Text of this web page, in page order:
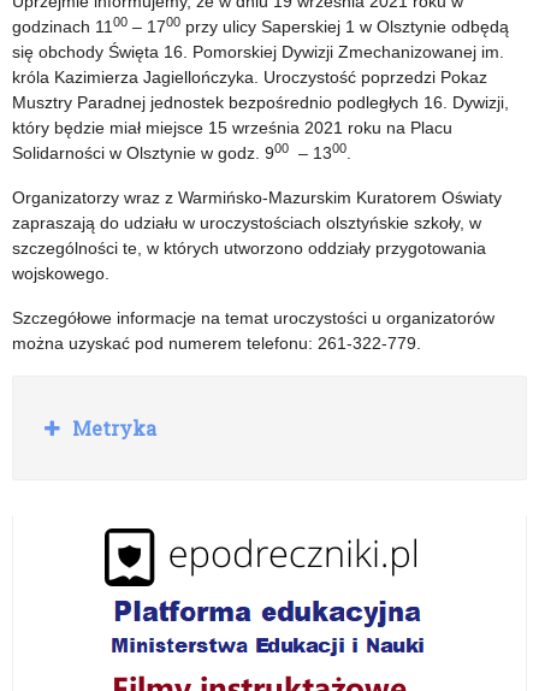
godzinach 1100 – 1700 przy ulicy Saperskiej 1 w Olsztynie odbędą
się obchody Święta 16. Pomorskiej Dywizji Zmechanizowanej im.
króla Kazimierza Jagiellończyka. Uroczystość poprzedzi Pokaz
Musztry Paradnej jednostek bezpośrednio podległych 16. Dywizji,
który będzie miał miejsce 15 września 2021 roku na Placu
Solidarności w Olsztynie w godz. 900 – 1300.
Organizatorzy wraz z Warmińsko-Mazurskim Kuratorem Oświaty
zapraszają do udziału w uroczystościach olsztyńskie szkoły, w
szczególności te, w których utworzono oddziały przygotowania
wojskowego.
Szczegółowe informacje na temat uroczystości u organizatorów
można uzyskać pod numerem telefonu: 261-322-779.
Regionalny
Zarząd
Gospodarki
Wodnej
Gdańsku
R
o
Metryka